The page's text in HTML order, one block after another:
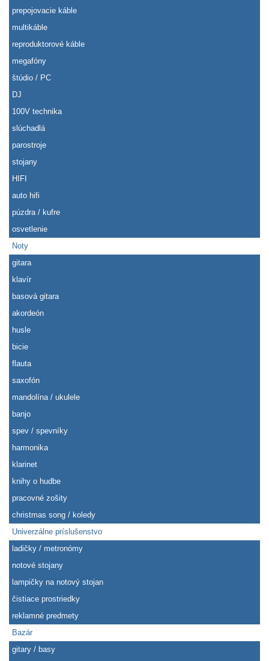
prepojovacie káble
multikáble
reproduktorové káble
megafóny
štúdio / PC
DJ
100V technika
slúchadlá
parostroje
stojany
HIFI
auto hifi
púzdra / kufre
osvetlenie
Noty
gitara
klavír
basová gitara
akordeón
husle
bicie
flauta
saxofón
mandolína / ukulele
banjo
spev / spevníky
harmonika
klarinet
knihy o hudbe
pracovné zošity
christmas song / koledy
Univerzálne príslušenstvo
ladičky / metronómy
notové stojany
lampičky na notový stojan
čistiace prostriedky
reklamné predmety
Bazár
gitary / basy